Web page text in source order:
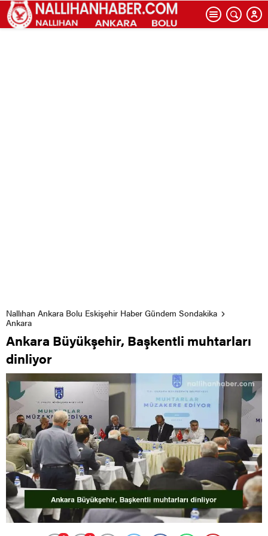
Nallıhan Ankara Bolu Eskişehir Haber Gündem Sondakika
Ankara
Ankara Büyükşehir, Başkentli muhtarları
dinliyor